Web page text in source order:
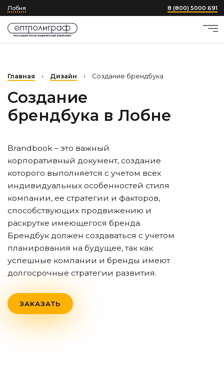
Лобня 8 (800) 5000 691
Главная › Дизайн › Создание брендбука
Создание
брендбука в Лобне
Brandbook – это важный
корпоративный документ, создание
которого выполняется с учетом всех
индивидуальных особенностей стиля
компании, ее стратегии и факторов,
способствующих продвижению и
раскрутке имеющегося бренда.
Брендбук должен создаваться с учетом
планирования на будущее, так как
успешные компании и бренды имеют
долгосрочные стратегии развития.
ЗАКАЗАТЬ